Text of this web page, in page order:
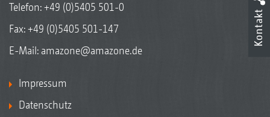
Telefon:+49 (0)5405 501-0
Fax: +49 (0)5405 501-147
E-Mail: amazone@amazone.de
Impressum
Datenschutz
Kontakt